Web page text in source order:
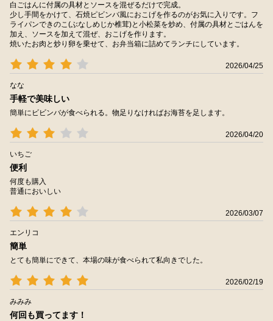
白ごはんに付属の具材とソースを混ぜるだけで完成。
少し手間をかけて、石焼ピビンバ風におこげを作るのがお気に入りです。フ
ライパンできのこ(ぶなしめじか椎茸)と小松菜を炒め、付属の具材とごはんを
加え、ソースを加えて混ぜ、おこげを作ります。
焼いたお肉と炒り卵を乗せて、お弁当箱に詰めてランチにしています。
2026/04/25
なな
手軽で美味しい
簡単にビビンバが食べられる。物足りなければお海苔を足します。
2026/04/20
いちご
便利
何度も購入
普通においしい
2026/03/07
エンリコ
簡単
とても簡単にできて、本場の味が食べられて私向きでした。
2026/02/19
みみみ
何回も買ってます！